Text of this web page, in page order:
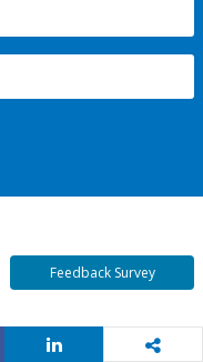
Feedback Survey